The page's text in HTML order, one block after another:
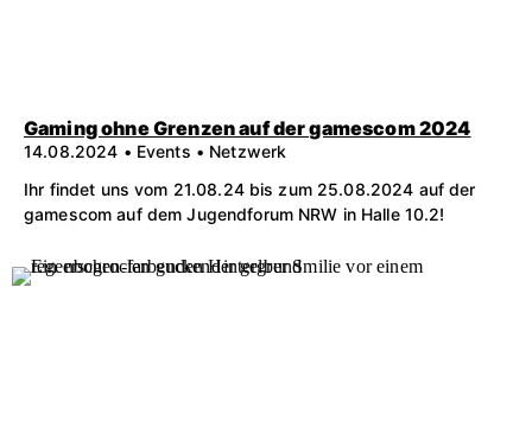
Gaming ohne Grenzen auf der gamescom 2024
14.08.2024 • Events • Netzwerk
Ihr findet uns vom 21.08.24 bis zum 25.08.2024 auf der
gamescom auf dem Jugendforum NRW in Halle 10.2!